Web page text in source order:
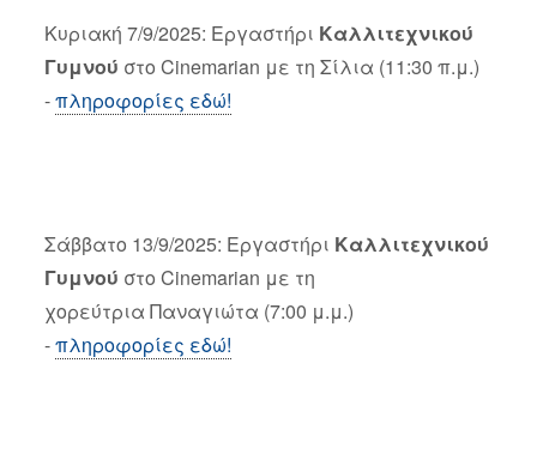
Κυριακή 7/9/2025: Εργαστήρι Καλλιτεχνικού
Γυμνού στο Cinemarian με τη Σίλια (11:30 π.μ.)
-πληροφορίες εδώ!
Σάββατο 13/9/2025: Εργαστήρι Καλλιτεχνικού
Γυμνού στο Cinemarian με τη
χορεύτρια Παναγιώτα (7:00 μ.μ.)
-πληροφορίες εδώ!